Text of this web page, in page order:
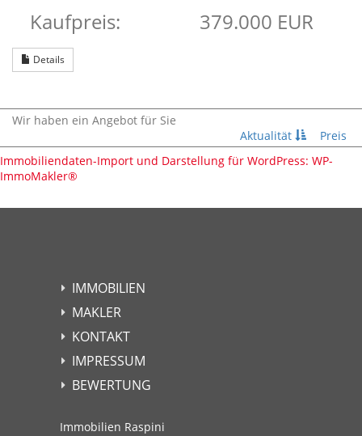
Kaufpreis: 379.000 EUR
Details
Wir haben ein Angebot für Sie
Aktualität
Preis
Immobiliendaten-Import und Darstellung für WordPress: WP-
ImmoMakler®
IMMOBILIEN
MAKLER
KONTAKT
IMPRESSUM
BEWERTUNG
Immobilien Raspini